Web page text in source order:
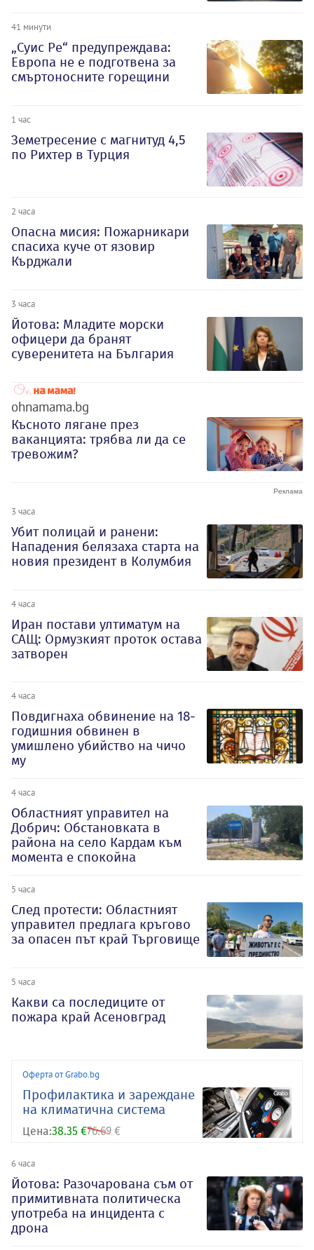
41 минути
„Суис Ре“ предупреждава:
Европа не е подготвена за
смъртоносните горещини
1 час
Земетресение с магнитуд 4,5
по Рихтер в Турция
2 часа
Опасна мисия: Пожарникари
спасиха куче от язовир
Кърджали
3 часа
Йотова: Младите морски
офицери да бранят
суверенитета на България
ohnamama.bg
Късното лягане през
ваканцията: трябва ли да се
тревожим?
3 часа
Убит полицай и ранени:
Нападения белязаха старта на
новия президент в Колумбия
4 часа
Иран постави ултиматум на
САЩ: Ормузкият проток остава
затворен
4 часа
Повдигнаха обвинение на 18-
годишния обвинен в
умишлено убийство на чичо
му
4 часа
Oбластният управител на
Добрич: Обстановката в
района на село Кардам към
момента е спокойна
5 часа
След протести: Областният
управител предлага кръгово
за опасен път край Търговище
5 часа
Какви са последиците от
пожара край Асеновград
Оферта от Grabo.bg
Профилактика и зареждане
на климатична система
Цена:38.35 €76.69 €
6 часа
Йотова: Разочарована съм от
примитивната политическа
употреба на инцидента с
дрона